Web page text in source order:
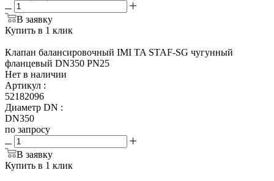
В заявку
Купить в 1 клик
Клапан балансировочный IMI TA STAF-SG чугунный
фланцевый DN350 PN25
Нет в наличии
Артикул :
52182096
Диаметр DN :
DN350
по запросу
В заявку
Купить в 1 клик